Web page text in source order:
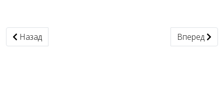
Предыдущий: домашний роутер на ubuntu
Назад Вперед